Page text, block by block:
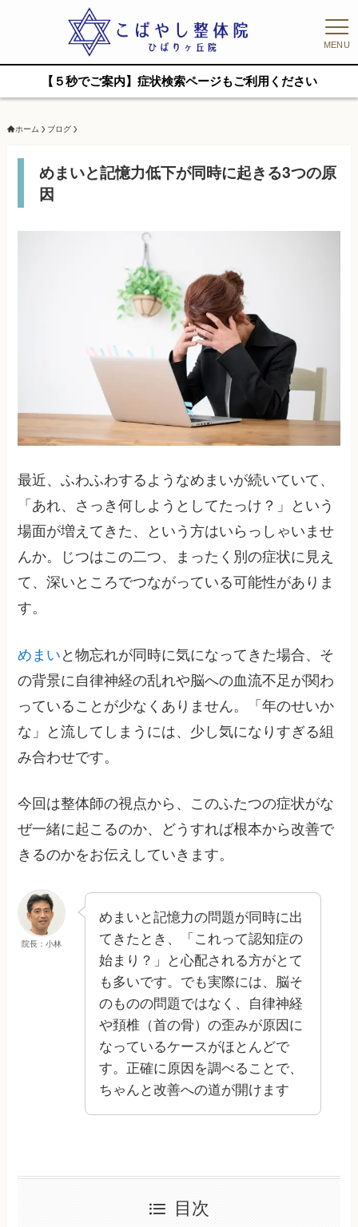
MENU
【５秒でご案内】症状検索ページもご利用ください
ホーム ブログ
めまいと記憶力低下が同時に起きる3つの原
因
最近、ふわふわするようなめまいが続いていて、
「あれ、さっき何しようとしてたっけ？」という
場面が増えてきた、という方はいらっしゃいませ
んか。じつはこの二つ、まったく別の症状に見え
て、深いところでつながっている可能性がありま
す。
めまい と物忘れが同時に気になってきた場合、そ
の背景に自律神経の乱れや脳への血流不足が関わ
っていることが少なくありません。「年のせいか
な」と流してしまうには、少し気になりすぎる組
み合わせです。
今回は整体師の視点から、このふたつの症状がな
ぜ一緒に起こるのか、どうすれば根本から改善で
きるのかをお伝えしていきます。
院長：小林
めまいと記憶力の問題が同時に出
てきたとき、「これって認知症の
始まり？」と心配される方がとて
も多いです。でも実際には、脳そ
のものの問題ではなく、自律神経
や頚椎（首の骨）の歪みが原因に
なっているケースがほとんどで
す。正確に原因を調べることで、
ちゃんと改善への道が開けます
目次